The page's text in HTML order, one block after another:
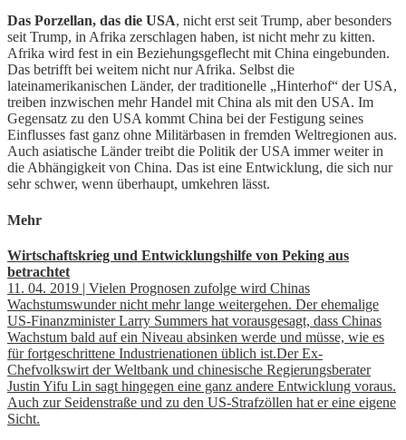
Das Porzellan, das die USA, nicht erst seit Trump, aber besonders
seit Trump, in Afrika zerschlagen haben, ist nicht mehr zu kitten.
Afrika wird fest in ein Beziehungsgeflecht mit China eingebunden.
Das betrifft bei weitem nicht nur Afrika. Selbst die
lateinamerikanischen Länder, der traditionelle „Hinterhof“ der USA,
treiben inzwischen mehr Handel mit China als mit den USA. Im
Gegensatz zu den USA kommt China bei der Festigung seines
Einflusses fast ganz ohne Militärbasen in fremden Weltregionen aus.
Auch asiatische Länder treibt die Politik der USA immer weiter in
die Abhängigkeit von China. Das ist eine Entwicklung, die sich nur
sehr schwer, wenn überhaupt, umkehren lässt.
Mehr
Wirtschaftskrieg und Entwicklungshilfe von Peking aus
betrachtet
11. 04. 2019 | Vielen Prognosen zufolge wird Chinas
Wachstumswunder nicht mehr lange weitergehen. Der ehemalige
US-Finanzminister Larry Summers hat vorausgesagt, dass Chinas
Wachstum bald auf ein Niveau absinken werde und müsse, wie es
für fortgeschrittene Industrienationen üblich ist.Der Ex-
Chefvolkswirt der Weltbank und chinesische Regierungsberater
Justin Yifu Lin sagt hingegen eine ganz andere Entwicklung voraus.
Auch zur Seidenstraße und zu den US-Strafzöllen hat er eine eigene
Sicht.